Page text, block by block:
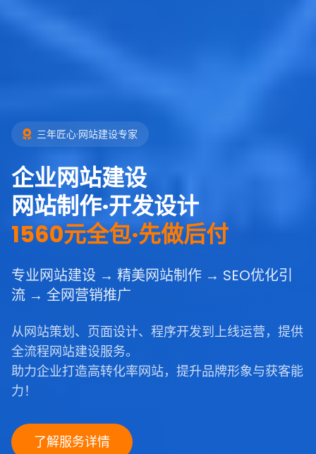
三年匠心·网站建设专家
企业网站建设
网站制作·开发设计
1560元全包·先做后付
专业网站建设 → 精美网站制作 → SEO优化引
流 → 全网营销推广
从网站策划、页面设计、程序开发到上线运营，提供
全流程网站建设服务。
助力企业打造高转化率网站，提升品牌形象与获客能
力！
了解服务详情